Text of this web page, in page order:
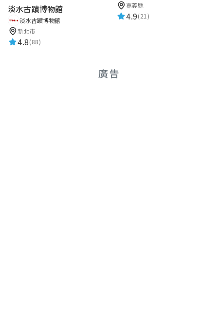
淡水古蹟博物館
淡水古蹟博物館
新北市
4.8(88)
嘉義縣
4.9(21)
廣告